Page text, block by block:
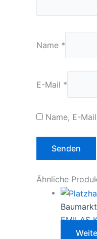
Name *
E-Mail *
Name, E-
Ähnliche
Baumarkt
EMILAS